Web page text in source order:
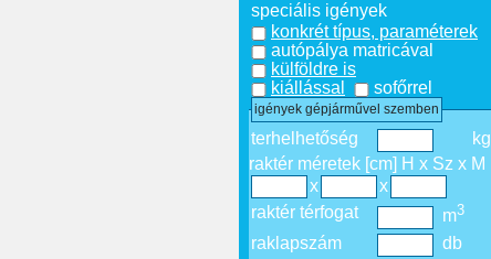
speciális igények
konkrét típus, paraméterek
autópálya matricával
külföldre is
kiállással
sofőrrel
igények gépjárművel szemben
terhelhetőség
kg
raktér méretek [cm] H x Sz x M
x
x
raktér térfogat
m3
raklapszám
db